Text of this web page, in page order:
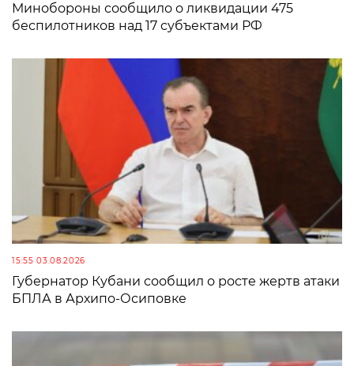
Минобороны сообщило о ликвидации 475
беспилотников над 17 субъектами РФ
15:55 03.08.2026
Губернатор Кубани сообщил о росте жертв атаки
БПЛА в Архипо-Осиповке